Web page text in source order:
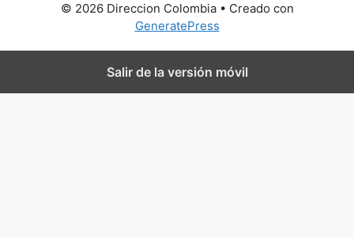
© 2026 Direccion Colombia• Creado con
GeneratePress
Salir de la versión móvil